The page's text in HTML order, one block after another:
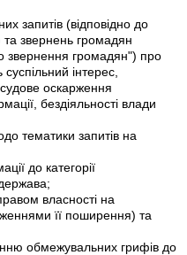
запитів (відповідно до
звернень громадян
звернення громадян") про
інтерес,
оскарження
бездіяльності влади
тематики запитів на
до категорії
власності на
її поширення) та
обмежувальних грифів до